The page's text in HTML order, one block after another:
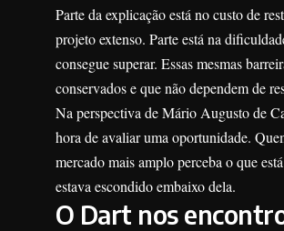
Parte da explicação está no custo de
projeto extenso. Parte está na
consegue superar. Essas mesmas
conservados e que não dependem de
Na perspectiva de Mário Augusto de
hora de avaliar uma oportunidade.
mercado mais amplo perceba o que
estava escondido embaixo dela.
O Dart nos